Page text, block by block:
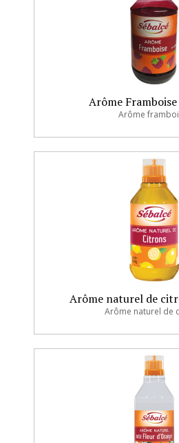
Arôme
Arôme
Arôme naturel de
Arôme naturel de